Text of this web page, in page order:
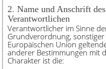
2. Name und Anschrift
Verantwortlichen
Verantwortlicher im Sinne
Grundverordnung,
Europäischen Union
anderer Bestimmungen mit
Charakter ist die: